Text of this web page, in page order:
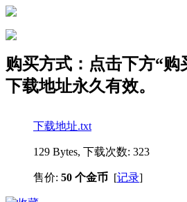
购买方式：点击下方“
下载地址永久有效。
下载地址.txt
129 Bytes, 下载次数: 323
售价: 50 个金币 [记录]